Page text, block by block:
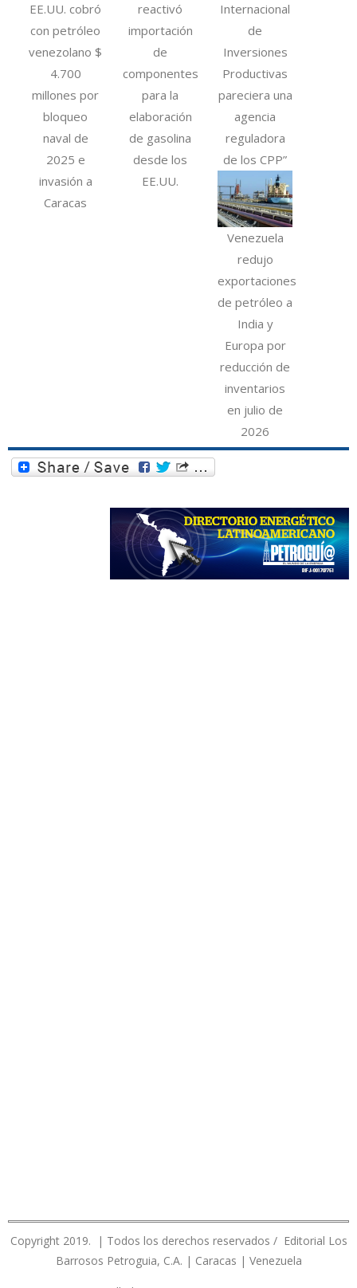
EE.UU. cobró
con petróleo
venezolano $
4.700
millones por
bloqueo
naval de
2025 e
invasión a
Caracas
reactivó
importación
de
componentes
para la
elaboración
de gasolina
desde los
EE.UU.
Internacional
de
Inversiones
Productivas
pareciera una
agencia
reguladora
de los CPP”
Venezuela
redujo
exportaciones
de petróleo a
India y
Europa por
reducción de
inventarios
en julio de
2026
Copyright 2019. | Todos los derechos reservados / Editorial Los
Barrosos Petroguia, C.A. | Caracas | Venezuela